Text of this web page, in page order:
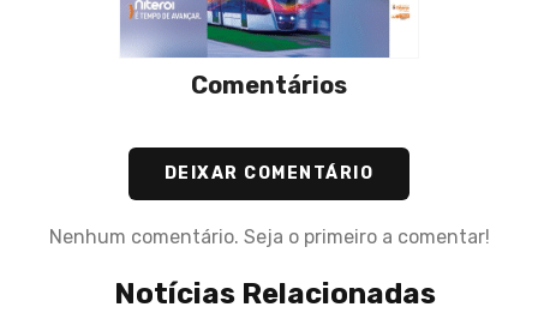
Comentários
DEIXAR COMENTÁRIO
Nenhum comentário. Seja o primeiro a comentar!
Notícias Relacionadas